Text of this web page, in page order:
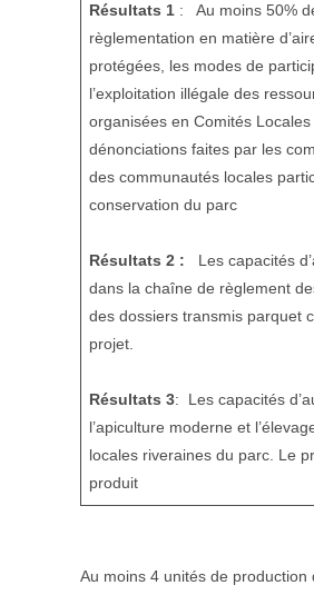
Résultats 1 : Au moins 50%
règlementation en matière
protégées, les modes de
l’exploitation illégale des
organisées en Comités
dénonciations faites par les
des communautés locales
conservation du parc
Résultats 2 :
Les capacités
dans la chaîne de règlement
des dossiers transmis parquet
projet.
Résultats 3: Les capacités
l’apiculture moderne et
locales riveraines du parc. Le
produit
Au moins 4 unités de